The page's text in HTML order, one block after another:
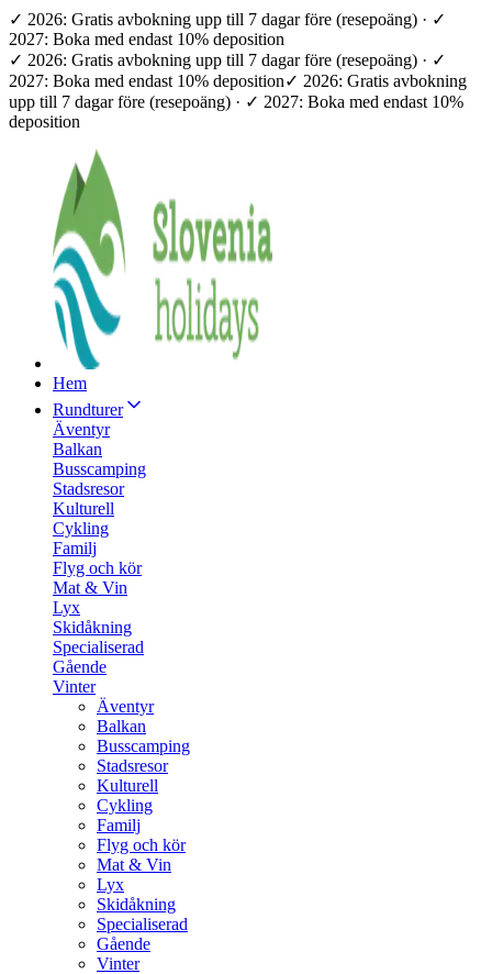
✓ 2026: Gratis avbokning upp till 7 dagar före (resepoäng) · ✓
2027: Boka med endast 10% deposition
✓ 2026: Gratis avbokning upp till 7 dagar före (resepoäng) · ✓
2027: Boka med endast 10% deposition✓ 2026: Gratis avbokning
upp till 7 dagar före (resepoäng) · ✓ 2027: Boka med endast 10%
deposition
Hem
Rundturer
Äventyr
Balkan
Busscamping
Stadsresor
Kulturell
Cykling
Familj
Flyg och kör
Mat & Vin
Lyx
Skidåkning
Specialiserad
Gående
Vinter
Äventyr
Balkan
Busscamping
Stadsresor
Kulturell
Cykling
Familj
Flyg och kör
Mat & Vin
Lyx
Skidåkning
Specialiserad
Gående
Vinter